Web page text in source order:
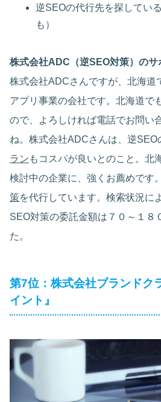
逆SEOの代行先を探してい
も）
株式会社ADC（逆SEO対策）のサ
株式会社ADCさんですが、北海道
アプリ事業の会社です。北海道で
ので、よろしければ電話でお問い
ね。株式会社ADCさんは、逆SEO
ラン もコスパが良いとのこと。北
検討中の企業に、強くお薦めです。
策を代行しています。検索状況に
SEO対策の委託金額は７０～１８
た。
第7位：株式会社ブランドク
イント』